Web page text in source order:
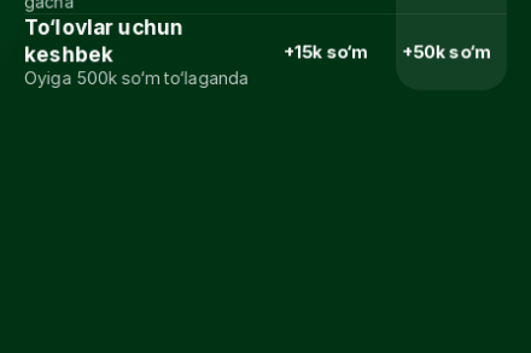
To‘lovlar uchun
keshbek
Oyiga 500k so‘m to‘laganda
+15k so‘m +50k so‘m